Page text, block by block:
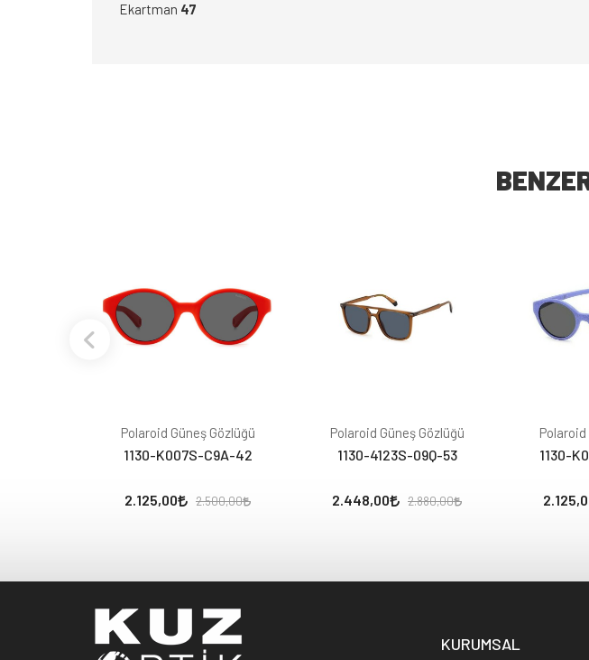
Ekartman 47
Polaroid Güneş Gözlüğü
1130-K007S-C9A-42
2.125,00 2.500,00
Polaroid Güneş Gözlüğü
1130-4123S-09Q-53
2.448,00 2.880,00
Polaroid
1130-
KURUMSAL